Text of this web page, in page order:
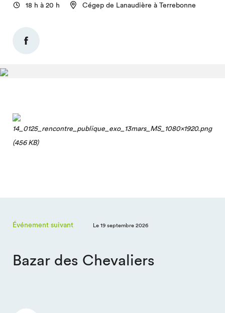
18 h à 20 h Cégep de Lanaudière à Terrebonne
Événement suivant Le 19 septembre 2026
Bazar des Chevaliers